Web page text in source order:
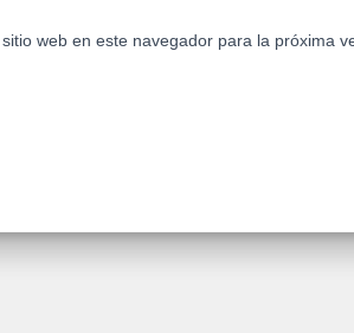
web en este navegador para la próxima